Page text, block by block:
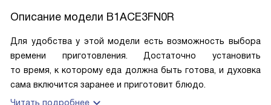
Описание модели B1ACE3FN0R
Для удобства у этой модели есть возможность выбора
времени приготовления. Достаточно установить
то время, к которому еда должна быть готова, и духовка
сама включится заранее и приготовит блюдо.
Читать подробнее